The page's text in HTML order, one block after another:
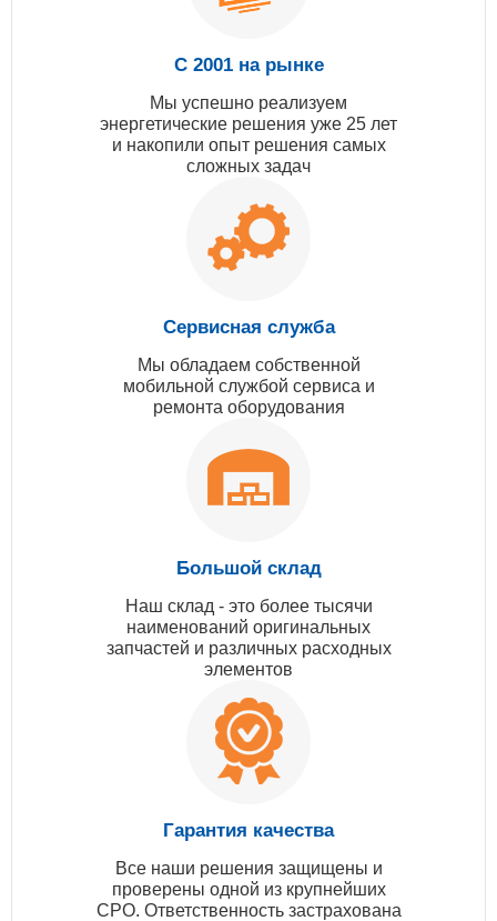
С 2001 на рынке
Мы успешно реализуем
энергетические решения уже 25 лет
и накопили опыт решения самых
сложных задач
Сервисная служба
Мы обладаем собственной
мобильной службой сервиса и
ремонта оборудования
Большой склад
Наш склад - это более тысячи
наименований оригинальных
запчастей и различных расходных
элементов
Гарантия качества
Все наши решения защищены и
проверены одной из крупнейших
СРО. Ответственность застрахована